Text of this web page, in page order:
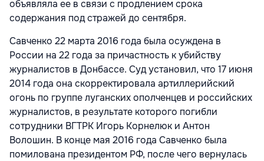
объявляла ее в связи с продлением срока
содержания под стражей до сентября.
Савченко 22 марта 2016 года была осуждена в
России на 22 года за причастность к убийству
журналистов в Донбассе. Суд установил, что 17 июня
2014 года она скорректировала артиллерийский
огонь по группе луганских ополченцев и российских
журналистов, в результате которого погибли
сотрудники ВГТРК Игорь Корнелюк и Антон
Волошин. В конце мая 2016 года Савченко была
помилована президентом РФ, после чего вернулась